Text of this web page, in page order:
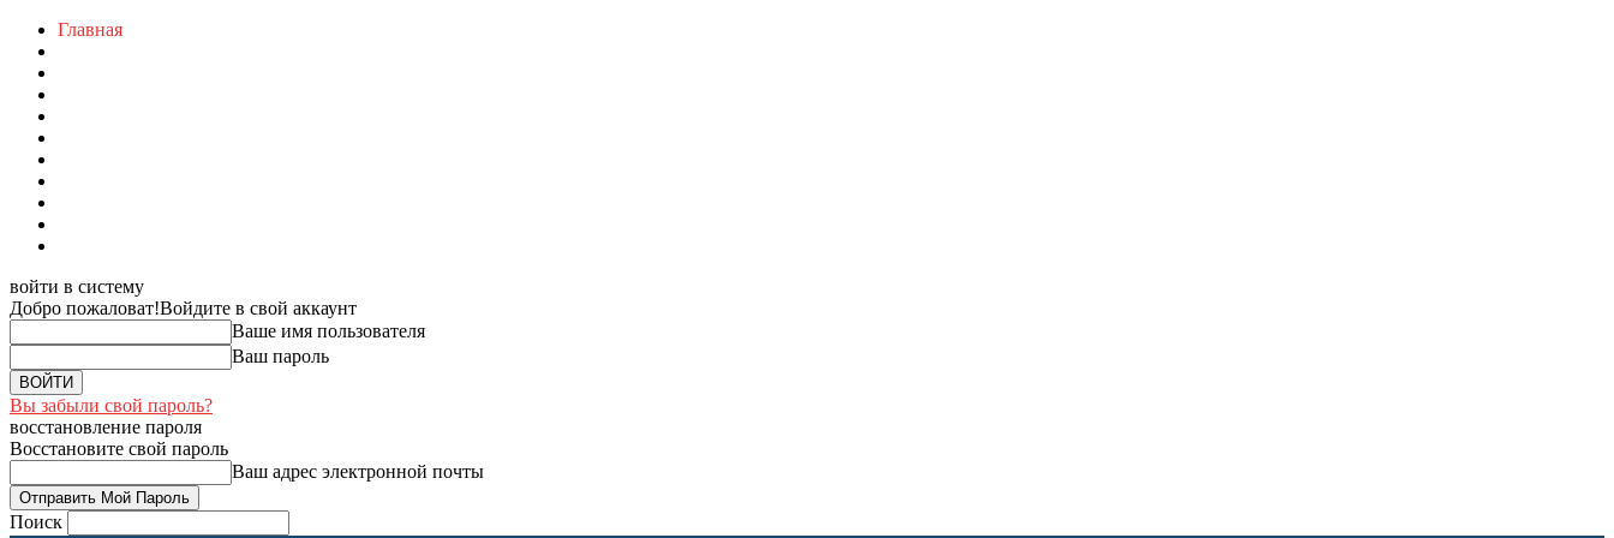
Главная
войти в систему
Добро пожаловат!Войдите в свой аккаунт
Ваше имя пользователя
Ваш пароль
Вы забыли свой пароль?
восстановление пароля
Восстановите свой пароль
Ваш адрес электронной почты
Поиск